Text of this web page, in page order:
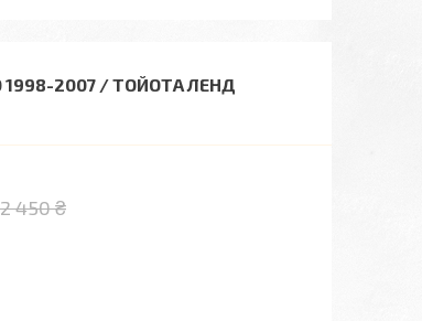
1998-2007 / ТОЙОТА ЛЕНД
2 450 ₴